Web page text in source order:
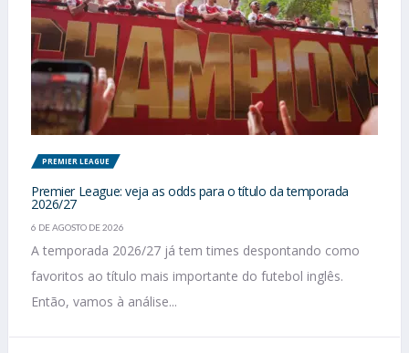
PREMIER LEAGUE
Premier League: veja as odds para o título da temporada
2026/27
6 DE AGOSTO DE 2026
A temporada 2026/27 já tem times despontando como
favoritos ao título mais importante do futebol inglês.
Então, vamos à análise...